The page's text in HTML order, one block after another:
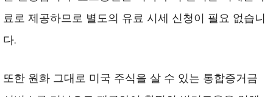
료로 제공하므로 별도의 유료 시세 신청이 필요 없습니
다.
또한 원화 그대로 미국 주식을 살 수 있는 통합증거금